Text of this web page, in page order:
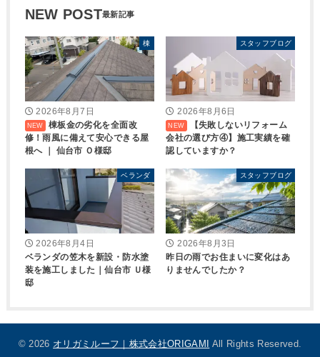
NEW POST
棟
2026年8月7日
棟板金の劣化を全面改
修！雨風に備えて安心できる屋
根へ ｜ 仙台市 Ｏ様邸
スタッフブログ
2026年8月6日
【失敗しないリフォーム
会社の選び方④】施工実績を確
認していますか？
ベランダ
2026年8月4日
ベランダの笠木を新設・防水塗
装を施工しました｜仙台市 Ｕ様
邸
スタッフブログ
2026年8月3日
昨日の雨でお住まいに変化はあ
りませんでしたか？
© 2026 オリガミルーフ｜株式会社ORIGAMI All Rights Reserved.